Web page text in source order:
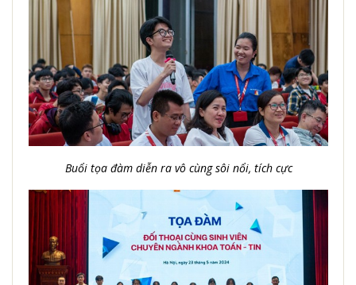
Buổi tọa đàm diễn ra vô cùng sôi nổi, tích cực